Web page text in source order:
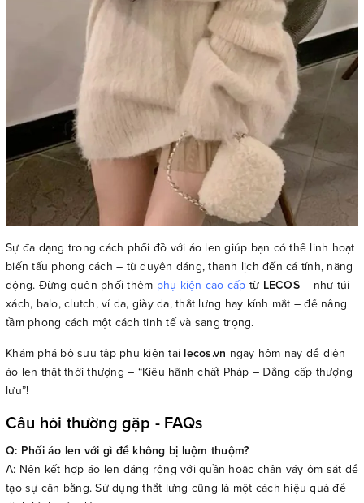
Sự đa dạng trong cách phối đồ với áo len giúp bạn có thể linh hoạt
biến tấu phong cách – từ duyên dáng, thanh lịch đến cá tính, năng
động. Đừng quên phối thêm phụ kiện cao cấp từ LECOS – như túi
xách, balo, clutch, ví da, giày da, thắt lưng hay kính mắt – để nâng
tầm phong cách một cách tinh tế và sang trọng.
Khám phá bộ sưu tập phụ kiện tại lecos.vn ngay hôm nay để diện
áo len thật thời thượng – “Kiêu hãnh chất Pháp – Đẳng cấp thượng
lưu”!
Câu hỏi thường gặp - FAQs
Q: Phối áo len với gì để không bị luộm thuộm?
A: Nên kết hợp áo len dáng rộng với quần hoặc chân váy ôm sát để
tạo sự cân bằng. Sử dụng thắt lưng cũng là một cách hiệu quả để